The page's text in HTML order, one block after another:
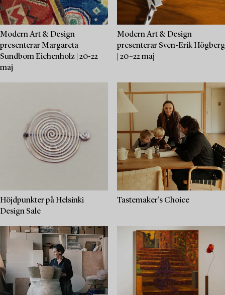
Modern Art & Design
presenterar Margareta
Sundbom Eichenholz | 20-22
maj
Modern Art & Design
presenterar Sven-Erik Högberg
| 20–22 maj
Höjdpunkter på Helsinki
Design Sale
Tastemaker's Choice